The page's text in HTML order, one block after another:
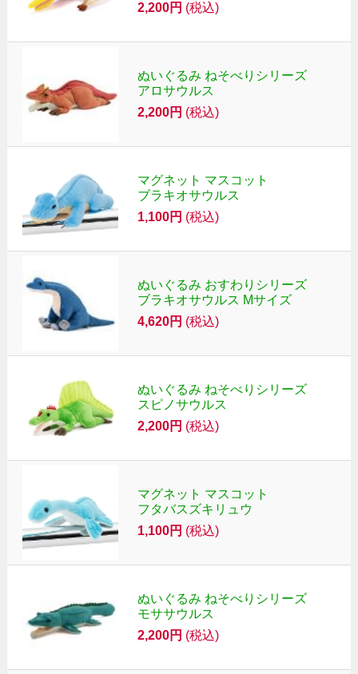
2,200円 (税込)
ぬいぐるみ ねそべりシリーズ
アロサウルス
2,200円 (税込)
マグネット マスコット
ブラキオサウルス
1,100円 (税込)
ぬいぐるみ おすわりシリーズ
ブラキオサウルス Mサイズ
4,620円 (税込)
ぬいぐるみ ねそべりシリーズ
スピノサウルス
2,200円 (税込)
マグネット マスコット
フタバスズキリュウ
1,100円 (税込)
ぬいぐるみ ねそべりシリーズ
モササウルス
2,200円 (税込)